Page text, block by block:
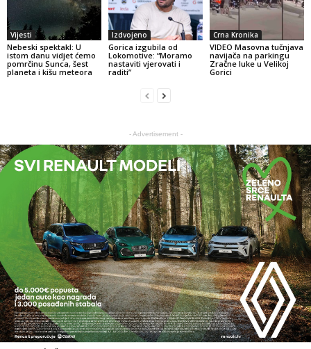
Vijesti
Nebeski spektakl: U
istom danu vidjet ćemo
pomrčinu Sunca, šest
planeta i kišu meteora
Izdvojeno
Gorica izgubila od
Lokomotive: “Moramo
nastaviti vjerovati i
raditi”
Crna Kronika
VIDEO Masovna tučnjava
navijača na parkingu
Zračne luke u Velikoj
Gorici
- Advertisement -